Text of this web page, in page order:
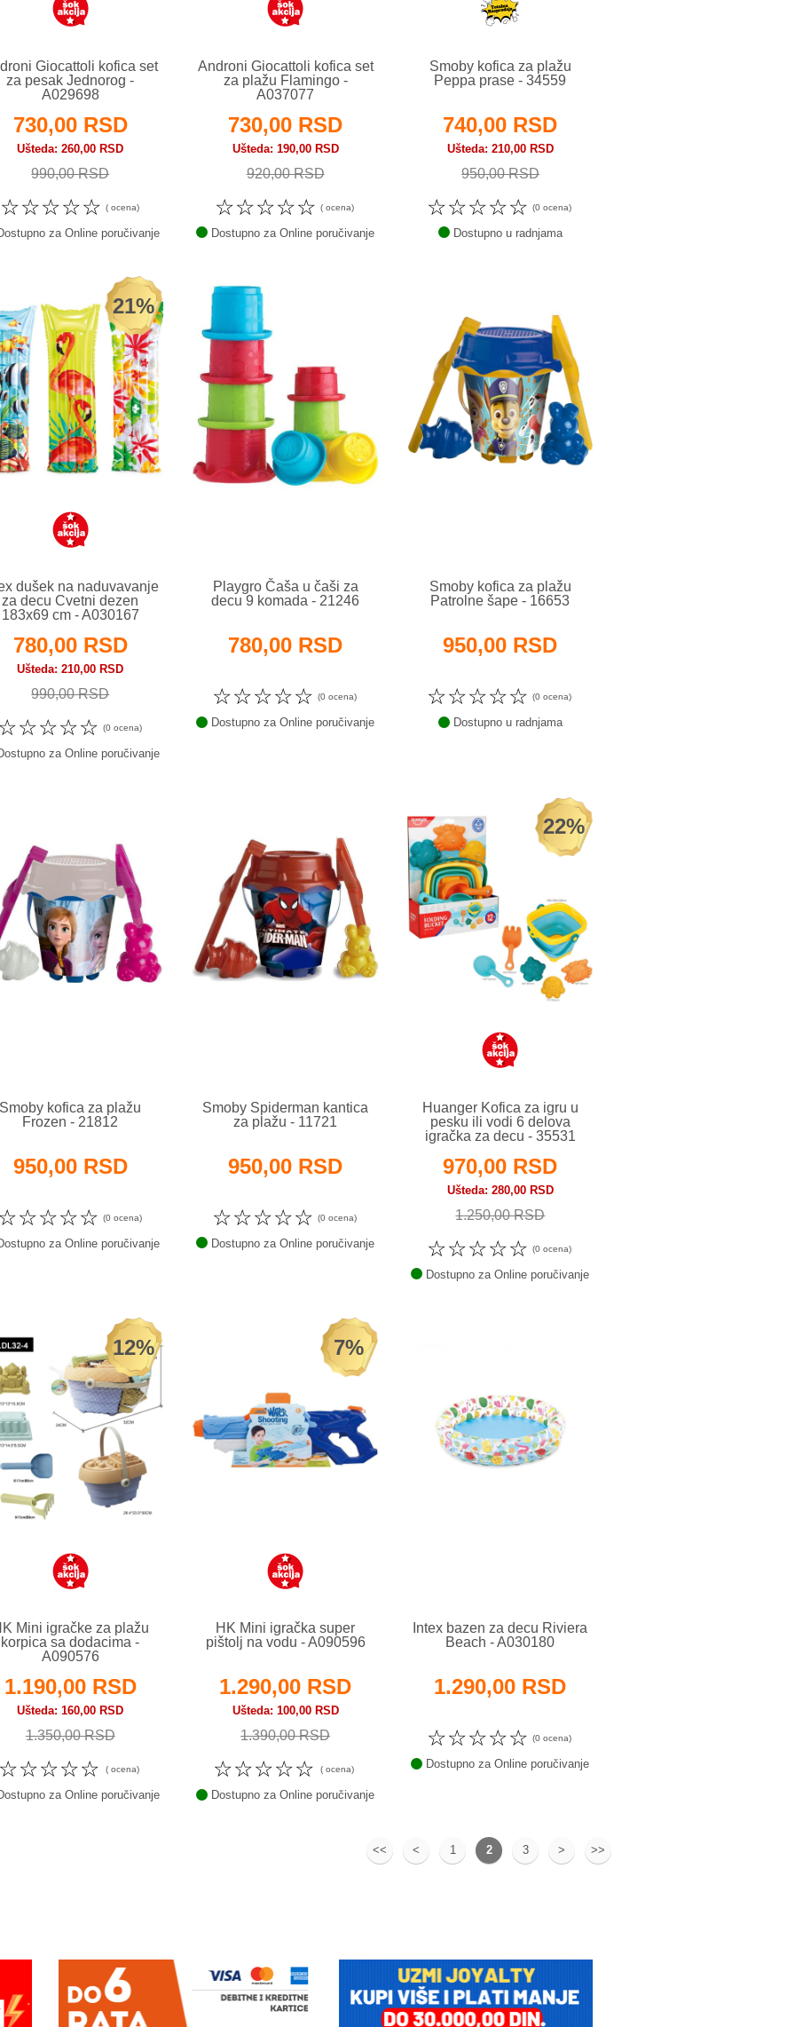
Giocattoli kofica set
za pesak Jednorog -
A029698
730,00 RSD
Ušteda 260,00 RSD
990,00 RSD
☆
☆
☆
☆
☆ ( ocena)
za Online poručivanje
Androni Giocattoli kofica set
za plažu Flamingo -
A037077
730,00 RSD
Ušteda 190,00 RSD
920,00 RSD
☆
☆
☆
☆
☆ ( ocena)
Dostupno za Online poručivanje
Smoby kofica za plažu
Peppa prase - 34559
740,00 RSD
Ušteda 210,00 RSD
950,00 RSD
☆
☆
☆
☆
☆ (0 ocena)
Dostupno u radnjama
21%
dušek na naduvavanje
za decu Cvetni dezen
183x69 cm - A030167
780,00 RSD
Ušteda 210,00 RSD
990,00 RSD
☆
☆
☆
☆ (0 ocena)
za Online poručivanje
Playgro Čaša u čaši za
decu 9 komada - 21246
780,00 RSD
☆
☆
☆
☆
☆ (0 ocena)
Dostupno za Online poručivanje
Smoby kofica za plažu
Patrolne šape - 16653
950,00 RSD
☆
☆
☆
☆
☆ (0 ocena)
Dostupno u radnjama
Smoby kofica za plažu
Frozen - 21812
950,00 RSD
☆
☆
☆
☆ (0 ocena)
za Online poručivanje
Smoby Spiderman kantica
za plažu - 11721
950,00 RSD
☆
☆
☆
☆
☆ (0 ocena)
Dostupno za Online poručivanje
22%
Huanger Kofica za igru u
pesku ili vodi 6 delova
igračka za decu - 35531
970,00 RSD
Ušteda 280,00 RSD
1.250,00 RSD
☆
☆
☆
☆
☆ (0 ocena)
Dostupno za Online poručivanje
12%
Mini igračke za plažu
korpica sa dodacima -
A090576
1.190,00 RSD
Ušteda 160,00 RSD
1.350,00 RSD
☆
☆
☆
☆ ( ocena)
za Online poručivanje
7%
HK Mini igračka super
pištolj na vodu - A090596
1.290,00 RSD
Ušteda 100,00 RSD
1.390,00 RSD
☆
☆
☆
☆
☆ ( ocena)
Dostupno za Online poručivanje
Intex bazen za decu Riviera
Beach - A030180
1.290,00 RSD
☆
☆
☆
☆
☆ (0 ocena)
Dostupno za Online poručivanje
<< < 1 2 3 > >>